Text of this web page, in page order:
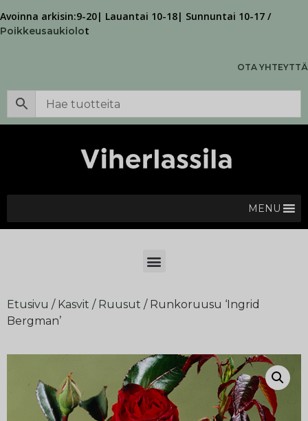
Avoinna arkisin:9-20| Lauantai 10-18| Sunnuntai 10-17 /
Poikkeusaukiolot
OTA YHTEYTTÄ
MENU
Etusivu / Kasvit / Ruusut / Runkoruusu ‘Ingrid
Bergman’